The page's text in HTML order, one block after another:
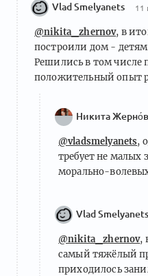
Vlad Smelyanets 11
@nikita_zhernov, в
построили дом - детям
Решились в том числе
положительный опыт
Никита Жерно́в
@vladsmelyanets,
требует не малых
морально-
Vlad Smelyanets
@nikita_zhernov,
самый тяжёлый
приходилось